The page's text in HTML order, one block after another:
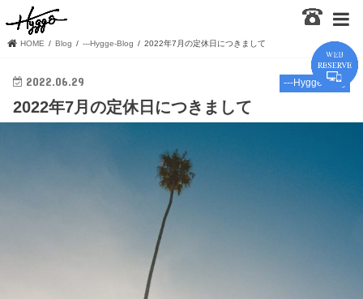
HOME Blog ---Hygge-Blog 2022年7月の定休日につきまして
---Hygge-Blog
2022.06.29
2022年7月の定休日につきまして